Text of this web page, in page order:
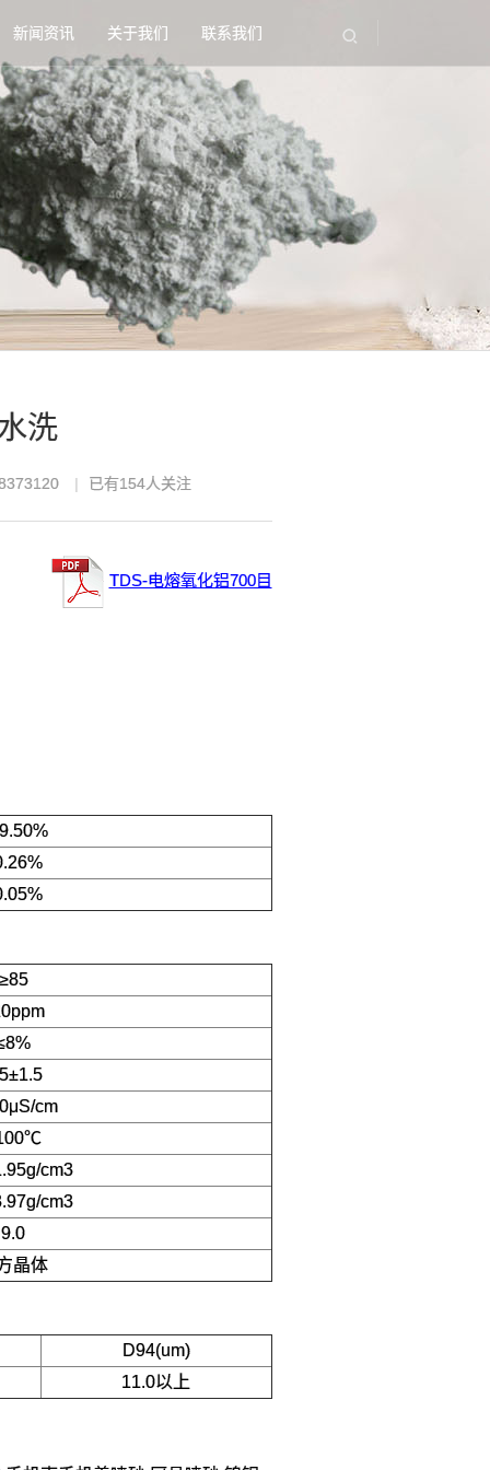
新闻资讯 关于我们 联系我们
洗
已有154人关注
TDS-电熔氧化铝700目
≥85
cm
cm3
cm3
9.0
晶体
D94(um)
11.0以上